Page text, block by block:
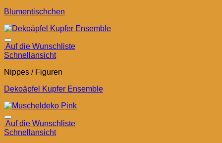
Blumentischchen
Auf die Wunschliste
Schnellansicht
Nippes / Figuren
Dekoäpfel Kupfer Ensemble
Auf die Wunschliste
Schnellansicht